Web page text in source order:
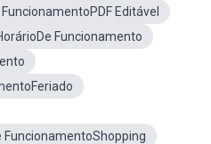
Editável
Funcionamento
FuncionamentoShopping